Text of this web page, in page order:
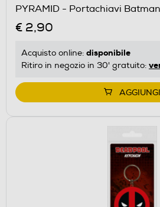
PYRAMID - Portachiavi
€ 2,90
Acquisto online: disponibile
Ritiro in negozio in 30' gratuito:
AGGIUNGI